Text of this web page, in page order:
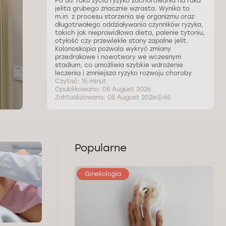
jelita grubego znacznie wzrasta. Wynika to
m.in. z procesu starzenia się organizmu oraz
długotrwałego oddziaływania czynników ryzyka,
takich jak nieprawidłowa dieta, palenie tytoniu,
otyłość czy przewlekłe stany zapalne jelit.
Kolonoskopia pozwala wykryć zmiany
przedrakowe i nowotwory we wczesnym
stadium, co umożliwia szybkie wdrożenie
leczenia i zmniejsza ryzyko rozwoju choroby.
Czytać: 15 minut
Opublikowano: 05 August 2026
Zaktualizowano: 05 August 2026
65
Popularne
Ginekologia